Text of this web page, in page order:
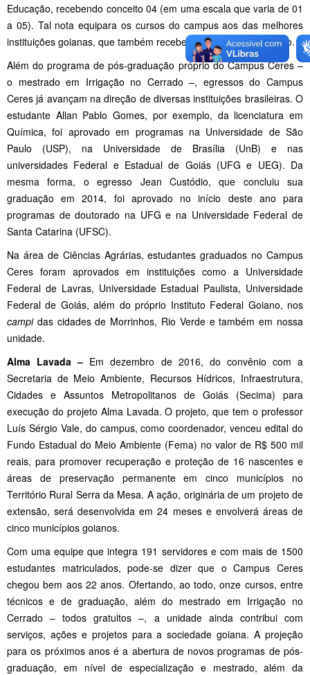
Educação, recebendo conceito 04 (em uma escala que varia de 01
a 05). Tal nota equipara os cursos do campus aos das melhores
instituições goianas, que também receberam a mesma avaliação.
Além do programa de pós-graduação próprio do Campus Ceres –
o mestrado em Irrigação no Cerrado –, egressos do Campus
Ceres já avançam na direção de diversas instituições brasileiras. O
estudante Allan Pablo Gomes, por exemplo, da licenciatura em
Química, foi aprovado em programas na Universidade de São
Paulo (USP), na Universidade de Brasília (UnB) e nas
universidades Federal e Estadual de Goiás (UFG e UEG). Da
mesma forma, o egresso Jean Custódio, que concluiu sua
graduação em 2014, foi aprovado no início deste ano para
programas de doutorado na UFG e na Universidade Federal de
Santa Catarina (UFSC).
Na área de Ciências Agrárias, estudantes graduados no Campus
Ceres foram aprovados em instituições como a Universidade
Federal de Lavras, Universidade Estadual Paulista, Universidade
Federal de Goiás, além do próprio Instituto Federal Goiano, nos
campidas cidades de Morrinhos, Rio Verde e também em nossa
unidade.
Alma Lavada – Em dezembro de 2016, do convênio com a
Secretaria de Meio Ambiente, Recursos Hídricos, Infraestrutura,
Cidades e Assuntos Metropolitanos de Goiás (Secima) para
execução do projeto Alma Lavada. O projeto, que tem o professor
Luís Sérgio Vale, do campus, como coordenador, venceu edital do
Fundo Estadual do Meio Ambiente (Fema) no valor de R$ 500 mil
reais, para promover recuperação e proteção de 16 nascentes e
áreas de preservação permanente em cinco municípios no
Território Rural Serra da Mesa. A ação, originária de um projeto de
extensão, será desenvolvida em 24 meses e envolverá áreas de
cinco municípios goianos.
Com uma equipe que integra 191 servidores e com mais de 1500
estudantes matriculados, pode-se dizer que o Campus Ceres
chegou bem aos 22 anos. Ofertando, ao todo, onze cursos, entre
técnicos e de graduação, além do mestrado em Irrigação no
Cerrado – todos gratuitos –, a unidade ainda contribui com
serviços, ações e projetos para a sociedade goiana. A projeção
para os próximos anos é a abertura de novos programas de pós-
graduação, em nível de especialização e mestrado, além da